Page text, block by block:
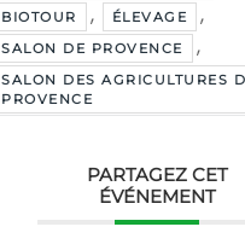
BIOTOUR , ÉLEVAGE ,
SALON DE PROVENCE ,
SALON DES AGRICULTURES
PROVENCE
PARTAGEZ CET
ÉVÉNEMENT